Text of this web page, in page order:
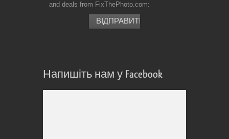
and deals from FixThePhoto.com
Напишіть нам у Facebook